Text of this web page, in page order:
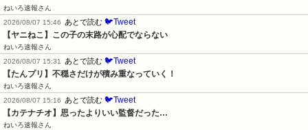
ねいろ速報さん
2026/08/07 15:46
あとで読む 🐦Tweet
【ヤニねこ】この子の末路が心配でならない
ねいろ速報さん
2026/08/07 15:31
あとで読む 🐦Tweet
【たんプリ】不穏さだけが積み重なっていく！
ねいろ速報さん
2026/08/07 15:16
あとで読む 🐦Tweet
【カテナチオ】思ったよりいい監督だった…
ねいろ速報さん